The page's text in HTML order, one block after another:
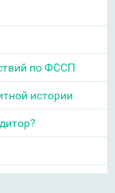
по ФССП
истории